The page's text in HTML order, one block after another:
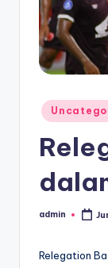
Posted
in
Posted
admin
Relegation